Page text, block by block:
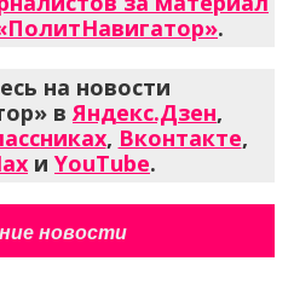
.
на новости
вЯндекс.Дзен,
, Вконтакте,
и YouTube.
новости